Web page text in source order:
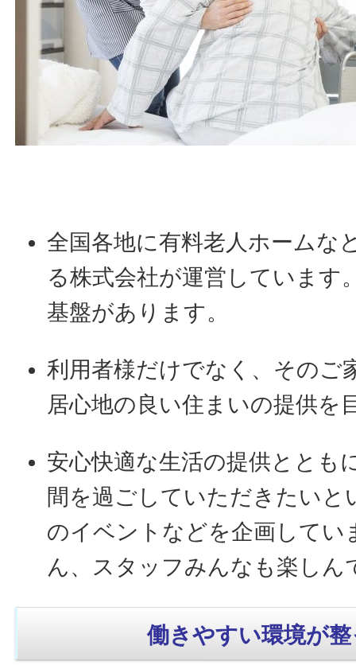
全国各地に有料老人ホームな
る株式会社が運営しています
基盤があります。
利用者様だけでなく、そのご
居心地の良い住まいの提供を
安心快適な生活の提供ととも
間を過ごしていただきたいと
のイベントなどを企画してい
ん、スタッフみんなも楽しん
働きやすい環境が